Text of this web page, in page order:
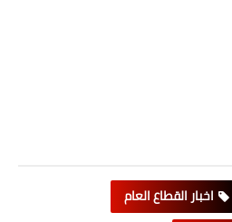
اخبار القطاع العام